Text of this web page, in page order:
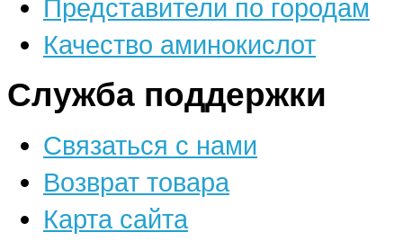
Представители по городам
Качество аминокислот
Служба поддержки
Связаться с нами
Возврат товара
Карта сайта